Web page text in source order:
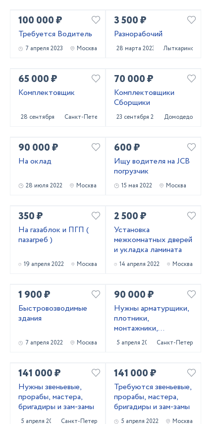
100 000 ₽
Требуется Водитель
7 апреля 2023 Москва
3 500 ₽
Разнорабочий
28 марта 2023 Лыткарино
65 000 ₽
Комплектовщик
28 сентября 2022Санкт-Петербург
70 000 ₽
Комплектовщики
Сборщики
23 сентября 2022 Домодедово
90 000 ₽
На оклад
28 июля 2022 Москва
600 ₽
Ищу водителя на JCB
погрузчик
15 мая 2022 Москва
350 ₽
На газаблок и ПГП (
пазагреб )
19 апреля 2022 Москва
2 500 ₽
Установка
межкомнатных дверей
и укладка ламината
14 апреля 2022 Москва
1 900 ₽
Быстровозводимые
здания
7 апреля 2022 Москва
90 000 ₽
Нужны арматурщики,
плотники,
монтажники,
сварщики, бетонщики,
стропальщики,
5 апреля 2022 Санкт-Петербург
141 000 ₽
Нужны звеньевые,
прорабы, мастера,
бригадиры и зам-замы
5 апреля 2022 Санкт-Петербург
141 000 ₽
Требуются звеньевые,
прорабы, мастера,
бригадиры и зам-замы
5 апреля 2022 Москва